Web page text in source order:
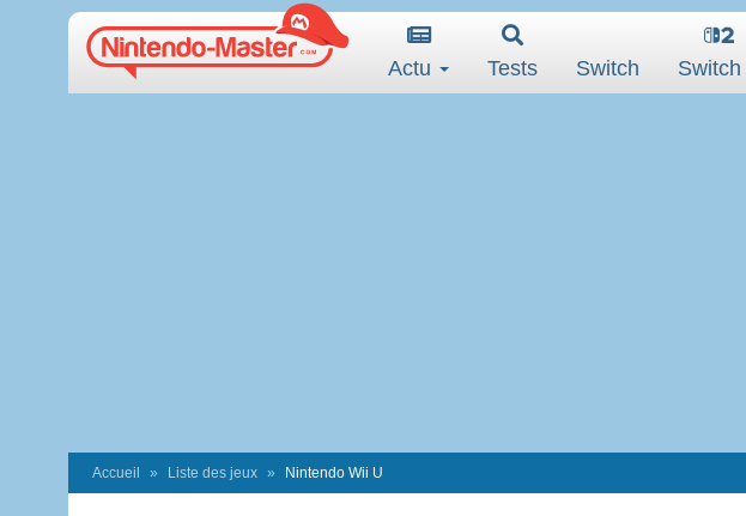
Actu Tests Switch Switch
Accueil Liste des jeux Nintendo Wii U